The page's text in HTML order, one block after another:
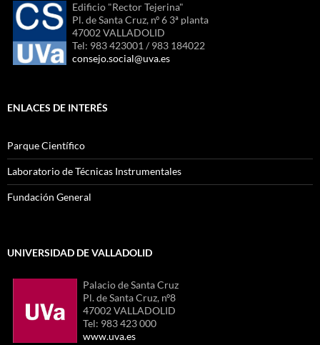
Edificio "Rector Tejerina"
Pl. de Santa Cruz, nº 6 3ª planta
47002 VALLADOLID
Tel: 983 423001 / 983 184022
consejo.social@uva.es
ENLACES DE INTERÉS
Parque Científico
Laboratorio de Técnicas Instrumentales
Fundación General
UNIVERSIDAD DE VALLADOLID
Palacio de Santa Cruz
Pl. de Santa Cruz, nº8
47002 VALLADOLID
Tel: 983 423 000
www.uva.es